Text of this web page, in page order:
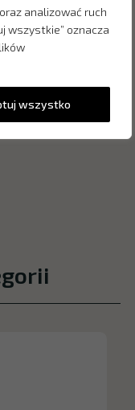
analizować ruch
wszystkie” oznacza
wszystko